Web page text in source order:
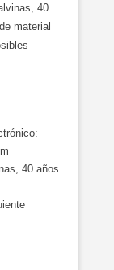
40
material
40 años